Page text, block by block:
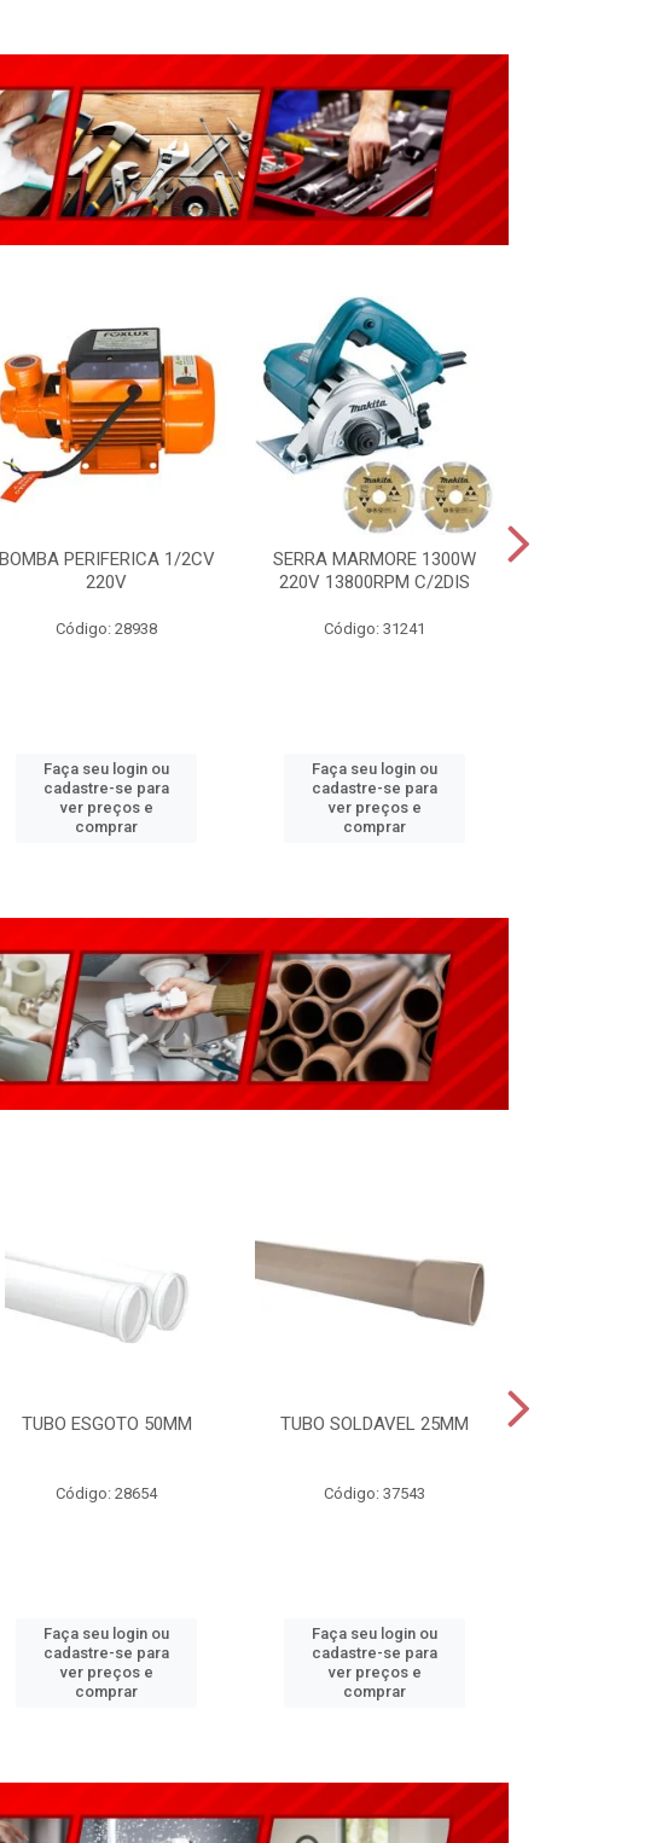
BOMBA PERIFERICA 1/2CV
220V
Código: 28938
Faça seu login ou
cadastre-se para
ver preços e
comprar
SERRA MARMORE 1300W
220V 13800RPM C/2DIS
Código: 31241
Faça seu login ou
cadastre-se para
ver preços e
comprar
TUBO ESGOTO 50MM
Código: 28654
Faça seu login ou
cadastre-se para
ver preços e
comprar
TUBO SOLDAVEL 25MM
Código: 37543
Faça seu login ou
cadastre-se para
ver preços e
comprar